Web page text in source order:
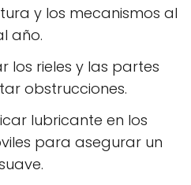
y los mecanismos al
año.
los rieles y las partes
obstrucciones.
lubricante en los
para asegurar un